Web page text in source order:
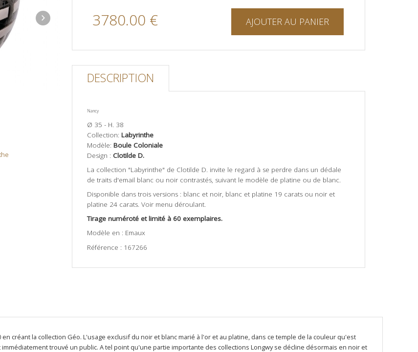
3780.00 € AJOUTER AU PANIER
DESCRIPTION
Nancy
Ø 35 - H. 38
Collection: Labyrinthe
Modèle: Boule Coloniale
Design : Clotilde D.
La collection "Labyrinthe" de Clotilde D. invite le regard à se perdre dans un dédale
de traits d'email blanc ou noir contrastés, suivant le modèle de platine ou de blanc.
Disponible dans trois versions : blanc et noir, blanc et platine 19 carats ou noir et
platine 24 carats. Voir menu déroulant.
Tirage numéroté et limité à 60 exemplaires.
Modèle en : Emaux
Référence : 167266
en créant la collection Géo. L'usage exclusif du noir et blanc marié à l'or et au platine, dans ce temple de la couleur qu'est
trouvé un public. A tel point qu'une partie importante des collections Longwy se décline désormais en noir et